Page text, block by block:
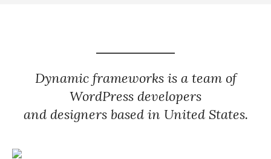
Dynamic frameworks is a team of
WordPress developers
and designers based in United States.